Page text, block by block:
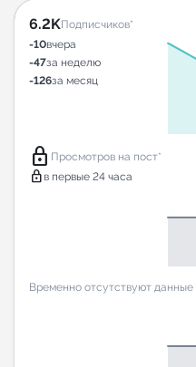
6.2KПодписчиков*
-10вчера
-47за неделю
-126за месяц
lock Просмотров на пост*
lock в первые 24 часа
Временно отсутствуют данные